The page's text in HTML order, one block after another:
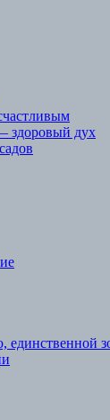
здоровый дух
единственной